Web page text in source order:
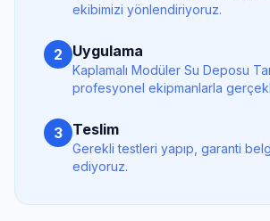
ekibimizi yönlendiriyoruz.
2 Uygulama
Kaplamalı Modüler Su Deposu
profesyonel ekipmanlarla
3 Teslim
Gerekli testleri yapıp, garanti
ediyoruz.